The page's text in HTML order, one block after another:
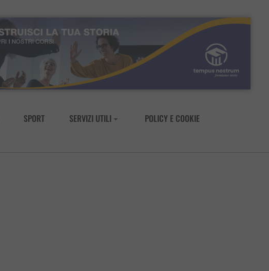
SPORT SERVIZI UTILI
POLICY E COOKIE